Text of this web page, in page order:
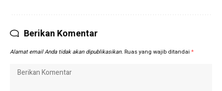
Berikan Komentar
Alamat email Anda tidak akan dipublikasikan. Ruas yang wajib ditandai *